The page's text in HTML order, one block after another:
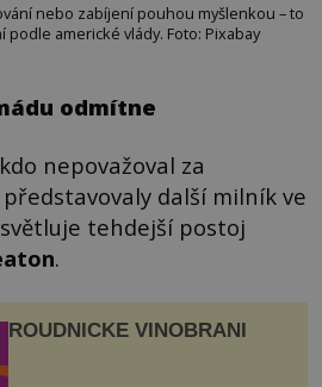
nebo zabíjení pouhou myšlenkou – to
americké vlády. Foto: Pixabay
odmítne
nepovažoval za
další milník ve
tehdejší postoj
.
ROUDNICKÉ VINOBRANÍ